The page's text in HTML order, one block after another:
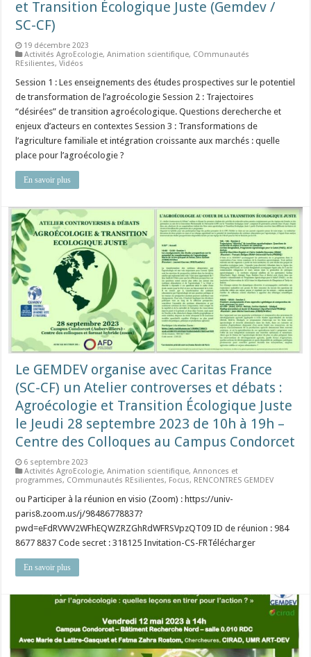
et Transition Écologique Juste (Gemdev /
SC-CF)
19 décembre 2023
Activités AgroEcologie,Animation scientifique, COmmunautés
REsilientes,Vidéos
Session 1 : Les enseignements des études prospectives sur le potentiel
de transformation de l’agroécologie Session 2 : Trajectoires
“désirées” de transition agroécologique. Questions derecherche et
enjeux d’acteurs en contextes Session 3 : Transformations de
l’agriculture familiale et intégration croissante aux marchés : quelle
place pour l’agroécologie ?
En savoir plus
Le GEMDEV organise avec Caritas France
(SC-CF) un Atelier controverses et débats :
Agroécologie et Transition Écologique Juste
le Jeudi 28 septembre 2023 de 10h à 19h –
Centre des Colloques au Campus Condorcet
6 septembre 2023
Activités AgroEcologie,Animation scientifique,Annonces et
programmes, COmmunautés REsilientes, Focus, RENCONTRES GEMDEV
ou Participer à la réunion en visio (Zoom) : https://univ-
paris8.zoom.us/j/98486778837?
pwd=eFdRVWV2WFhEQWZRZGhRdWFRSVpzQT09 ID de réunion : 984
8677 8837 Code secret : 318125 Invitation-CS-FRTélécharger
En savoir plus